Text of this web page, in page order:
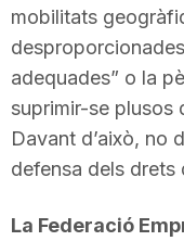
mobilitats
adequades” o la
suprimir-se plusos
Davant d’això, no
defensa dels drets
La Federació